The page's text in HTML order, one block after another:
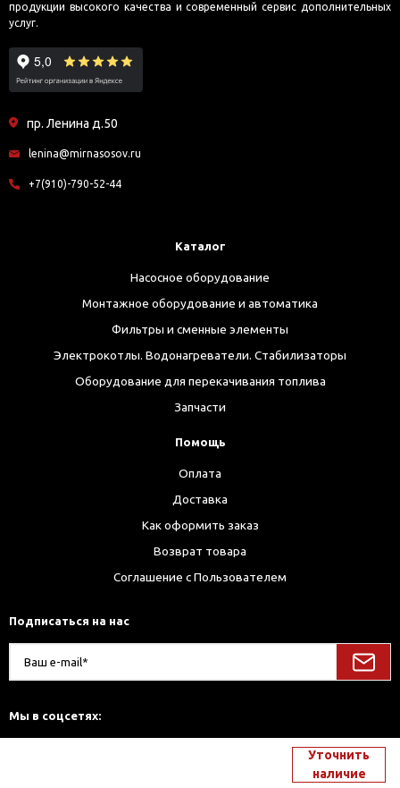
Уточнить
наличие
продукции высокого качества и современный сервис дополнительных
услуг.
пр. Ленина д.50
lenina@mirnasosov.ru
+7(910)-790-52-44
Каталог
Насосное оборудование
Монтажное оборудование и автоматика
Фильтры и сменные элементы
Электрокотлы. Водонагреватели. Стабилизаторы
Оборудование для перекачивания топлива
Запчасти
Помощь
Оплата
Доставка
Как оформить заказ
Возврат товара
Соглашение с Пользователем
Подписаться на нас
Мы в соцсетях: